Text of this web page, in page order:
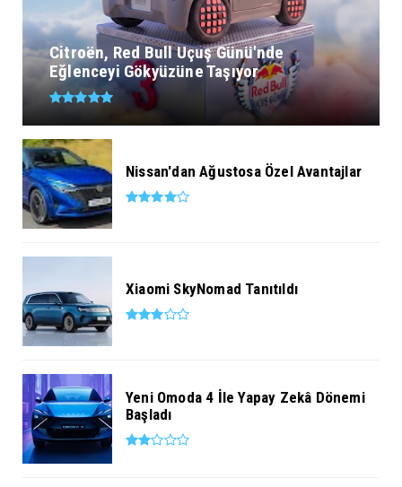
Citroën, Red Bull Uçuş Günü'nde
Eğlenceyi Gökyüzüne Taşıyor
Nissan'dan Ağustosa Özel Avantajlar
Xiaomi SkyNomad Tanıtıldı
Yeni Omoda 4 İle Yapay Zekâ Dönemi
Başladı